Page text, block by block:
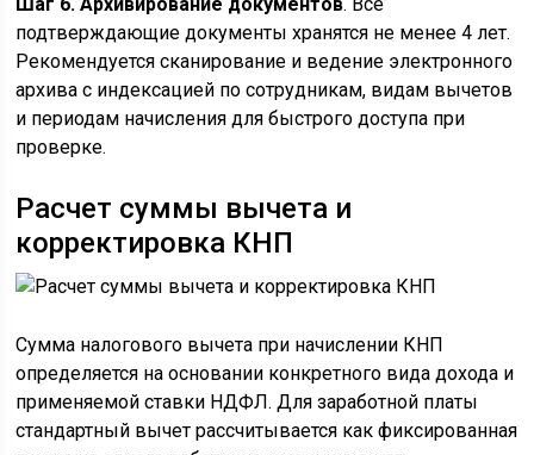
подтверждающие документы хранятся не менее 4 лет.
Рекомендуется сканирование и ведение электронного
архива с индексацией по сотрудникам, видам вычетов
и периодам начисления для быстрого доступа при
проверке.
Расчет суммы вычета и
корректировка КНП
Сумма налогового вычета при начислении КНП
определяется на основании конкретного вида дохода и
применяемой ставки НДФЛ. Для заработной платы
стандартный вычет рассчитывается как фиксированная